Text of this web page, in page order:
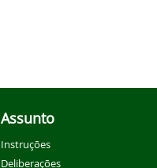
Assunto
Instruções
Deliberações